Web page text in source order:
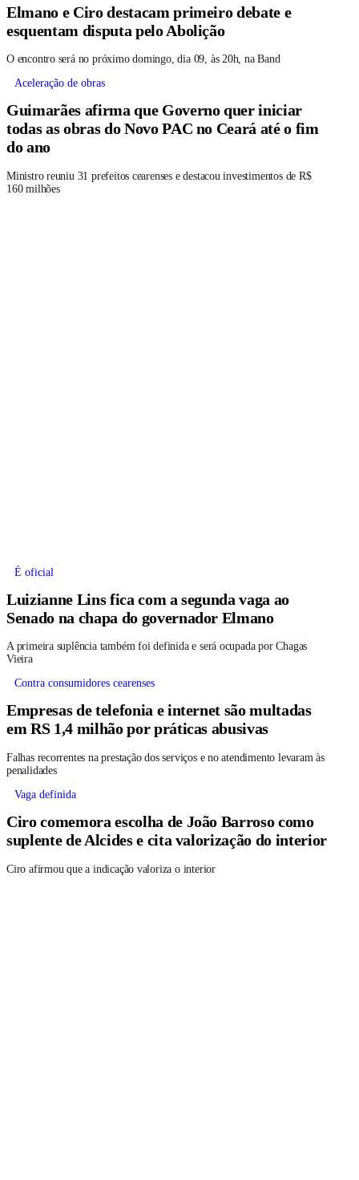
Elmano e Ciro destacam primeiro debate e
esquentam disputa pelo Abolição
O encontro será no próximo domingo, dia 09, às 20h, na Band
Aceleração de obras
Guimarães afirma que Governo quer iniciar
todas as obras do Novo PAC no Ceará até o fim
do ano
Ministro reuniu 31 prefeitos cearenses e destacou investimentos de R$
160 milhões
É oficial
Luizianne Lins fica com a segunda vaga ao
Senado na chapa do governador Elmano
A primeira suplência também foi definida e será ocupada por Chagas
Vieira
Contra consumidores cearenses
Empresas de telefonia e internet são multadas
em RS 1,4 milhão por práticas abusivas
Falhas recorrentes na prestação dos serviços e no atendimento levaram às
penalidades
Vaga definida
Ciro comemora escolha de João Barroso como
suplente de Alcides e cita valorização do interior
Ciro afirmou que a indicação valoriza o interior